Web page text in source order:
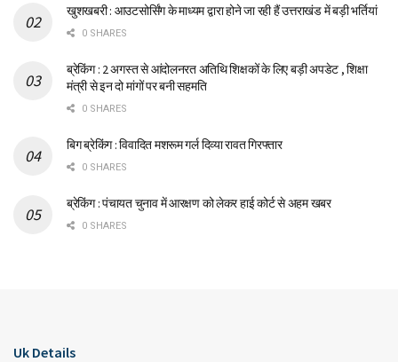
खुशखबरी : आउटसोर्सिंग के माध्यम द्वारा होने जा रही हैं उत्तराखंड में बड़ी भर्तियां
0 SHARES
ब्रेकिंग : 2 अगस्त से आंदोलनरत अतिथि शिक्षकों के लिए बड़ी अपडेट , शिक्षा
मंत्री से इन दो मांगों पर बनी सहमति
0 SHARES
बिग ब्रेकिंग : विवादित मशरूम गर्ल दिव्या रावत गिरफ्तार
0 SHARES
ब्रेकिंग : पंचायत चुनाव में आरक्षण को लेकर हाई कोर्ट से अहम खबर
0 SHARES
Uk Details